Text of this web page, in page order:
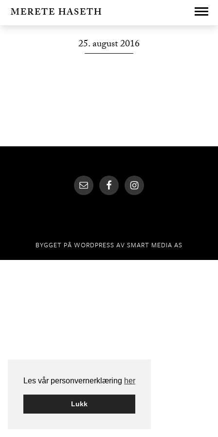
Les vår personvernerklæring her
Lukk
MERETE HASETH
25. august 2016
BYGGET PÅ WORDPRESS AV SMART MEDIA AS